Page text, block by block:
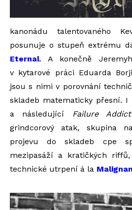
kanonádu talentovaného
posunuje o stupeň extrému
Eternal. A konečně
v kytarové práci Eduarda
jsou s nimi v porovnání
skladeb matematicky přesní. I
a následující Failure Addict
grindcorový atak, skupina
projevu do skladeb cpe
mezipasáží a kratičkých
technické utrpení á la